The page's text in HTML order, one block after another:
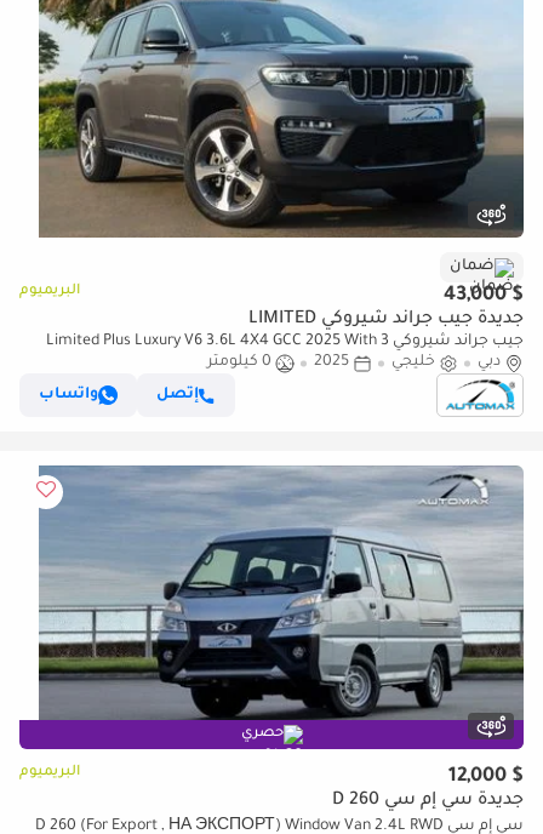
ضمان
$ 43,000 البريميوم
جديدة جيب جراند شيروكي LIMITED
جيب جراند شيروكي Limited Plus Luxury V6 3.6L 4X4 GCC 2025 With 3
Years Or 60,000 Km Warranty @Official Dealer
دبي خليجي 2025
0 كيلومتر
إتصل
واتساب
حصري
$ 12,000 البريميوم
جديدة سي إم سي D 260
سي إم سي D 260 (For Export , НА ЭКСПОРТ) Window Van 2.4L RWD